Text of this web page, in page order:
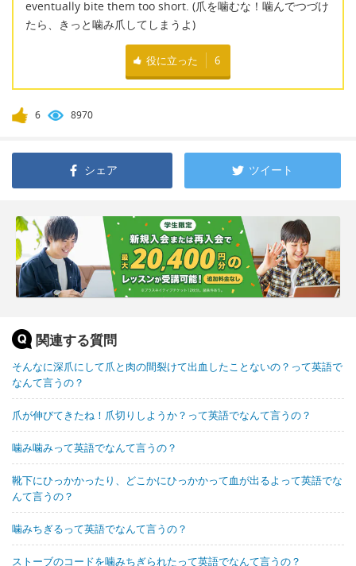
eventually bite them too short. (爪を噛むな！噛んでつづけ
たら、きっと噛み爪してしまうよ)
役に立った 6
6 8970
シェア ツイート
関連する質問
そんなに深爪にして爪と肉の間裂けて出血したことないの？って英語で
なんて言うの？
爪が伸びてきたね！爪切りしようか？って英語でなんて言うの？
噛み噛みって英語でなんて言うの？
靴下にひっかかったり、どこかにひっかかって血が出るよって英語でな
んて言うの？
噛みちぎるって英語でなんて言うの？
ストーブのコードを噛みちぎられたって英語でなんて言うの？